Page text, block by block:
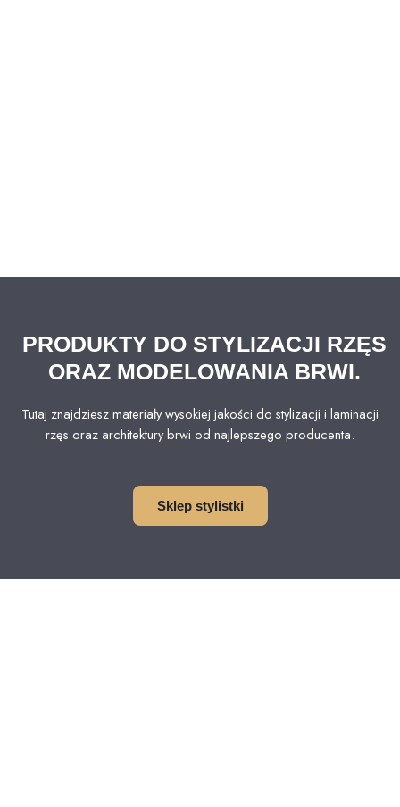
PRODUKTY DO STYLIZACJI RZĘS
ORAZ MODELOWANIA BRWI.
Tutaj znajdziesz materiały wysokiej jakości do stylizacji i laminacji
rzęs oraz architektury brwi od najlepszego producenta.
Sklep stylistki